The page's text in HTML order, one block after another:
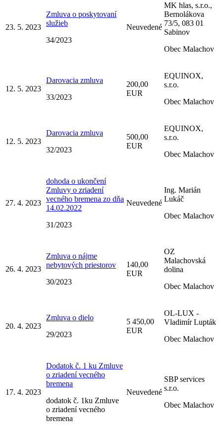
23. 5. 2023
Zmluva o poskytovaní
služieb
34/2023
Neuvedené
MK hlas, s.r.o.,
Bernolákova
73/5, 083 01
Sabinov
Obec Malachov
12. 5. 2023
Darovacia zmluva
33/2023
200,00
EUR
EQUINOX,
s.r.o.
Obec Malachov
12. 5. 2023
Darovacia zmluva
32/2023
500,00
EUR
EQUINOX,
s.r.o.
Obec Malachov
27. 4. 2023
dohoda o ukončení
Zmluvy o zriadení
vecného bremena zo dňa
14.02.2022
31/2023
Neuvedené
Ing. Marián
Lukáč
Obec Malachov
26. 4. 2023
Zmluva o nájme
nebytových priestorov
30/2023
140,00
EUR
OZ
Malachovská
dolina
Obec Malachov
20. 4. 2023
Zmluva o dielo
29/2023
5 450,00
EUR
OL-LUX -
Vladimír Lupták
Obec Malachov
17. 4. 2023
Dodatok č. 1 ku Zmluve
o zriadení vecného
bremena
dodatok č. 1ku Zmluve
o zriadení vecného
bremena
Neuvedené
SBP services
s.r.o.
Obec Malachov